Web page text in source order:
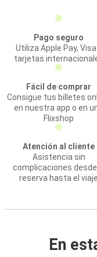
Pago seguro
Utiliza Apple Pay,
tarjetas
Fácil de comprar
Consigue tus billetes
en nuestra app o en
Flixshop
Atención al cliente
Asistencia sin
complicaciones
reserva hasta el viaje
En